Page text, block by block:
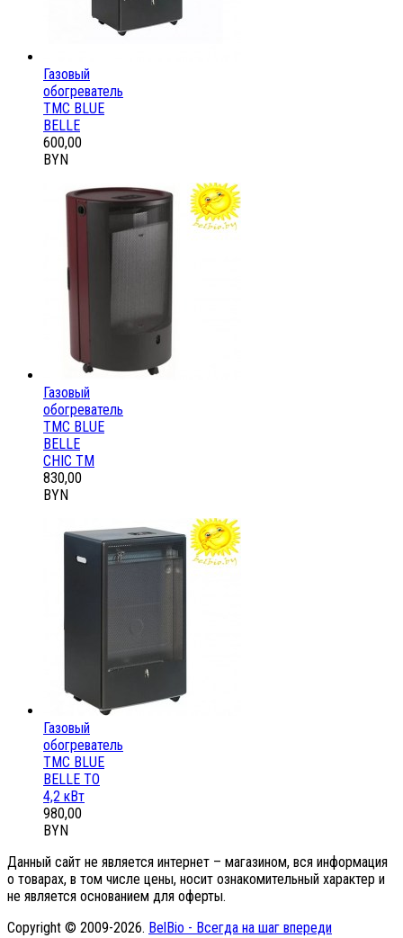
Газовый
обогреватель
ТМС BLUE
BELLE
600,00
BYN
Газовый
обогреватель
ТМС BLUE
BELLE
CHIC ТМ
830,00
BYN
Газовый
обогреватель
ТМС BLUE
BELLE ТО
4,2 кВт
980,00
BYN
Данный сайт не является интернет – магазином, вся информация
о товарах, в том числе цены, носит ознакомительный характер и
не является основанием для оферты.
Copyright © 2009-2026. BelBio - Всегда на шаг впереди